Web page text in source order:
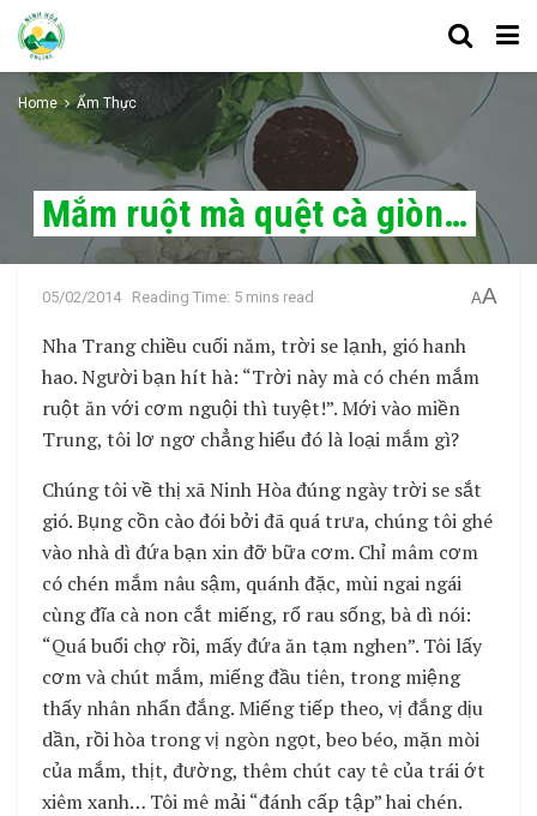
Home Ẩm Thực
Mắm ruột mà quệt cà giòn…
05/02/2014 Reading Time: 5 mins read AA
Nha Trang chiều cuối năm, trời se lạnh, gió hanh
hao. Người bạn hít hà: “Trời này mà có chén mắm
ruột ăn với cơm nguội thì tuyệt!”. Mới vào miền
Trung, tôi lơ ngơ chẳng hiểu đó là loại mắm gì?
Chúng tôi về thị xã Ninh Hòa đúng ngày trời se sắt
gió. Bụng cồn cào đói bởi đã quá trưa, chúng tôi ghé
vào nhà dì đứa bạn xin đỡ bữa cơm. Chỉ mâm cơm
có chén mắm nâu sậm, quánh đặc, mùi ngai ngái
cùng đĩa cà non cắt miếng, rổ rau sống, bà dì nói:
“Quá buổi chợ rồi, mấy đứa ăn tạm nghen”. Tôi lấy
cơm và chút mắm, miếng đầu tiên, trong miệng
thấy nhân nhẩn đắng. Miếng tiếp theo, vị đắng dịu
dần, rồi hòa trong vị ngòn ngọt, beo béo, mặn mòi
của mắm, thịt, đường, thêm chút cay tê của trái ớt
xiêm xanh… Tôi mê mải “đánh cấp tập” hai chén.